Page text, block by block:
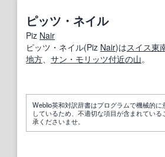
ピッツ・ネイル
Piz Nair
ピッツ・ネイル(Piz Nair)はスイス東
地方
サン・モリッツ付近の山。
Weblio英和対訳辞書はプログラムで機械的
しているため、不適切な項目が含まれている
承くださいませ。